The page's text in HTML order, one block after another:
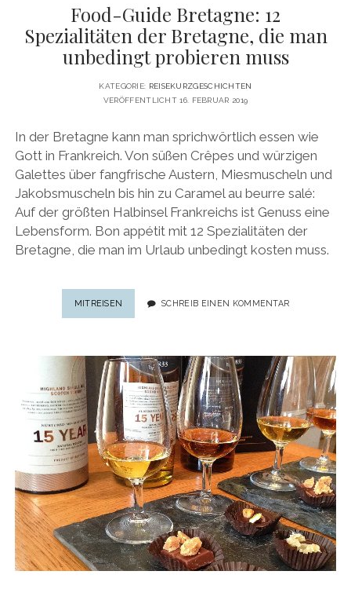
Food-Guide Bretagne: 12
Spezialitäten der Bretagne, die man
unbedingt probieren muss
KATEGORIE: REISEKURZGESCHICHTEN
VERÖFFENTLICHT 16. FEBRUAR 2019
In der Bretagne kann man sprichwörtlich essen wie
Gott in Frankreich. Von süßen Crêpes und würzigen
Galettes über fangfrische Austern, Miesmuscheln und
Jakobsmuscheln bis hin zu Caramel au beurre salé:
Auf der größten Halbinsel Frankreichs ist Genuss eine
Lebensform. Bon appétit mit 12 Spezialitäten der
Bretagne, die man im Urlaub unbedingt kosten muss.
MITREISEN
FOOD-
GUIDE
SPEZIALITÄTEN
DER
BRETAGNE,
DIE
MAN
UNBEDINGT
PROBIEREN
MUSS
SCHREIB EINEN KOMMENTAR